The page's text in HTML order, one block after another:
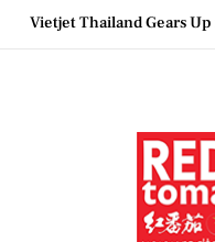
SkipVietjet Thailand Gears
Couture Fashion Week
MBEW 2026 Unites
the Future of Business
Vietjet Thailand Gears
Bangkok Service Launch